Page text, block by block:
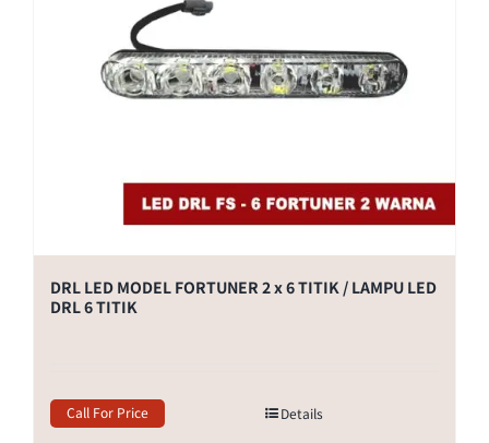
DRL LED MODEL FORTUNER 2 x 6 TITIK / LAMPU LED
DRL 6 TITIK
Call For Price Details